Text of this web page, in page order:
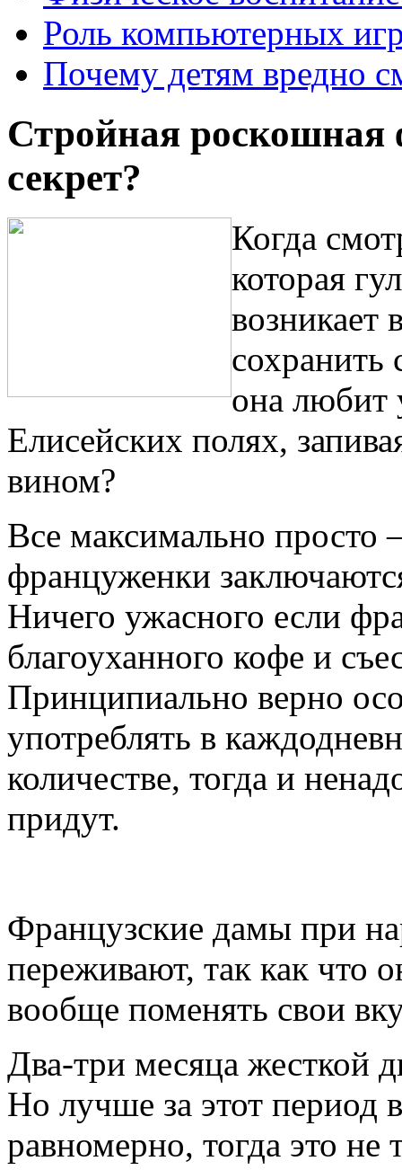
Роль компьютерных
Почему детям вредно
Стройная
секрет?
Когда
которая
возникает
она любит
Елисейских полях,
вином?
Все максимально просто
француженки
Ничего ужасного если
благоуханного кофе и
Принципиально верно
употреблять в
количестве, тогда и
придут.
Французские дамы при
переживают, так как что
вообще поменять свои
Два-три месяца жесткой
Но лучше за этот период
равномерно, тогда это не